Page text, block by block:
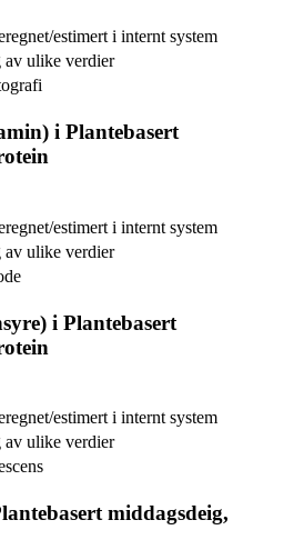
estimert i internt system
av ulike verdier
i Plantebasert
estimert i internt system
av ulike verdier
i Plantebasert
estimert i internt system
av ulike verdier
middagsdeig,